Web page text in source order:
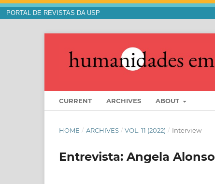
PORTAL DE REVISTAS DA USP
CURRENT ARCHIVES ABOUT
HOME / ARCHIVES / VOL. 11 (2022) / Interview
Entrevista: Angela Alonso